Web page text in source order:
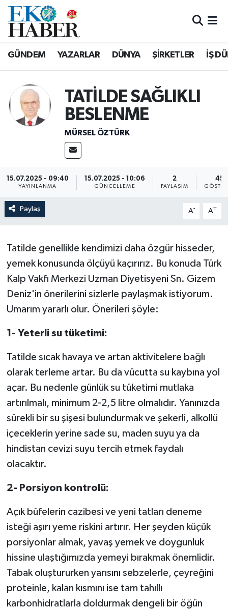
GÜNDEM YAZARLAR DÜNYA ŞİRKETLER İŞ
TATİLDE SAĞLIKLI
BESLENME
MÜRSEL ÖZTÜRK
15.07.2025 - 09:40
YAYINLANMA
15.07.2025 - 10:06
GÜNCELLEME
2
PAYLAŞIM
45
Paylaş A- A+
Tatilde genellikle kendimizi daha özgür hisseder,
yemek konusunda ölçüyü kaçırırız. Bu konuda Türk
Kalp Vakfı Merkezi Uzman Diyetisyeni Sn. Gizem
Deniz'in önerilerini sizlerle paylaşmak istiyorum.
Umarım yararlı olur. Önerileri şöyle:
1- Yeterli su tüketimi:
Tatilde sıcak havaya ve artan aktivitelere bağlı
olarak terleme artar. Bu da vücutta su kaybına yol
açar. Bu nedenle günlük su tüketimi mutlaka
artırılmalı, minimum 2-2,5 litre olmalıdır. Yanınızda
sürekli bir su şişesi bulundurmak ve şekerli, alkollü
içeceklerin yerine sade su, maden suyu ya da
hindistan cevizi suyu tercih etmek faydalı
olacaktır.
2- Porsiyon kontrolü:
Açık büfelerin cazibesi ve yeni tatları deneme
isteği aşırı yeme riskini artırır. Her şeyden küçük
porsiyonlar almak, yavaş yemek ve doygunluk
hissine ulaştığımızda yemeyi bırakmak önemlidir.
Tabak oluştururken yarısını sebzelerle, çeyreğini
proteinle, kalan kısmını ise tam tahıllı
karbonhidratlarla doldurmak dengeli bir öğün
Hava Durumu
Süper Lig Puan Durumu ve Fikstür
Tüm Manşetler
Son Dakika Haberleri